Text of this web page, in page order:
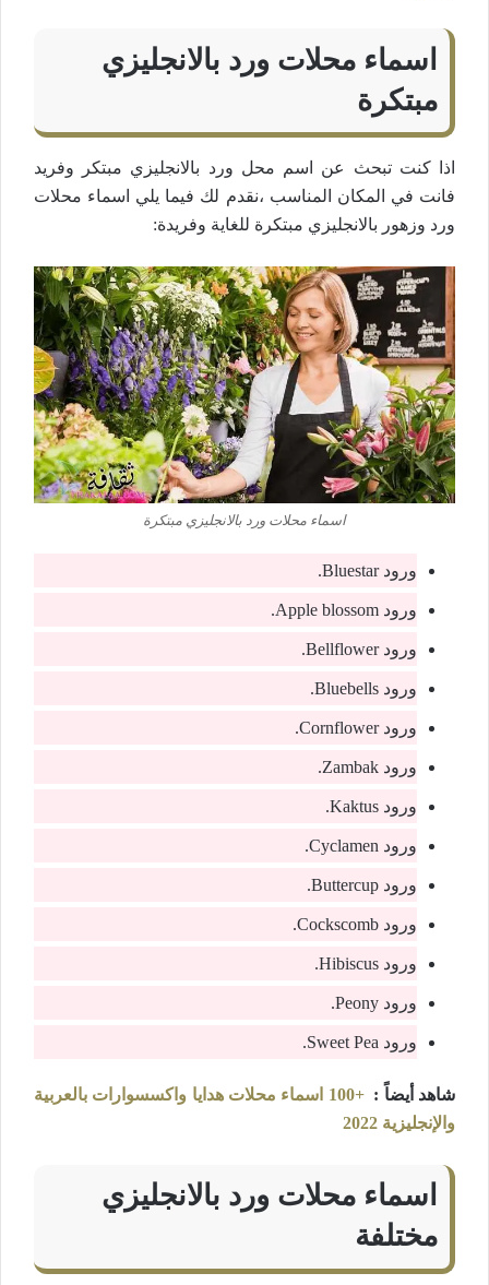
اسماء محلات ورد بالانجليزي
مبتكرة
اذا كنت تبحث عن اسم محل ورد بالانجليزي مبتكر وفريد
فانت في المكان المناسب ،نقدم لك فيما يلي اسماء محلات
ورد وزهور بالانجليزي مبتكرة للغاية وفريدة:
اسماء محلات ورد بالانجليزي مبتكرة
ورود Bluestar.
ورود Apple blossom.
ورود Bellflower.
ورود Bluebells.
ورود Cornflower.
ورود Zambak.
ورود Kaktus.
ورود Cyclamen.
ورود Buttercup.
ورود Cockscomb.
ورود Hibiscus.
ورود Peony.
ورود Sweet Pea.
شاهد أيضاً :
+100 اسماء محلات هدايا واكسسوارات بالعربية
والإنجليزية 2022
اسماء محلات ورد بالانجليزي
مختلفة